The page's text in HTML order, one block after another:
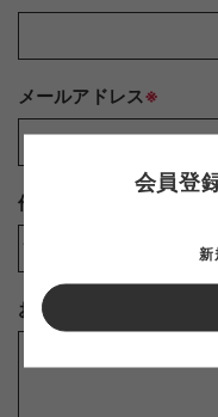
メールアドレス※
件名
お問合せ内容
会員登
新